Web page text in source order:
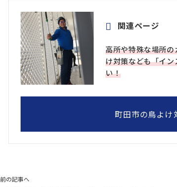
関連ページ
高所や特殊な場所
け対策なども「イ
い！
町田市の鳥よけ
前の記事へ